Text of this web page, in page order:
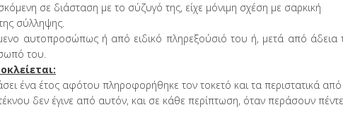
σε διάσταση με το σύζυγό της, είχε μόνιμη σχέση με σαρκική
σύλληψης.
αυτοπροσώπως ή από ειδικό πληρεξούσιό του ή, μετά από άδεια
του.
ένα έτος αφότου πληροφορήθηκε τον τοκετό και τα περιστατικά
δεν έγινε από αυτόν, και σε κάθε περίπτωση, όταν περάσουν πέντε